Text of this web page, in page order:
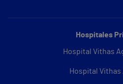
Hospitales
Hospital Vithas
Hospital